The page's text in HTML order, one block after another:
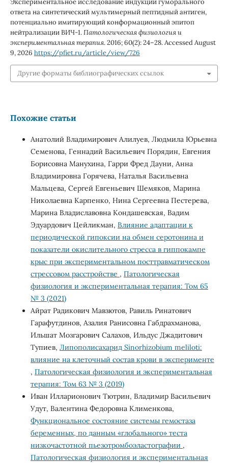
ответа на синтетический мультимерный пептидный антиген,
потенциально имитирующий конформационный эпитоп
нейтрализации ВИЧ-1.Патологическая физиология и
экспериментальная терапия. 2016; 60(2): 24–28. Accessed August
9, 2026 https://pfiet.ru/article/view/726
Другие форматы библиографических ссылок
Похожие статьи
Анатолий Владимирович Алилуев, Людмила Юрьевна
Семенова, Геннадий Васильевич Порядин, Евгения
Борисовна Манухина, Гарри Фред Дауни, Анна
Владимировна Горячева, Наталья Васильевна
Мальцева, Сергей Евгеньевич Шемяков, Марина
Николаевна Карпенко, Нина Сергеевна Пестерева,
Марина Владиславовна Кондашевская, Вадим
Эдуардович Цейликман, Влияние адаптации к
периодической гипоксии на обмен серотонина и
показатели окислительного стресса в гиппокампе
крыс при экспериментальном посттравматическом
стрессовом расстройстве , Патологическая
физиология и экспериментальная терапия: Том 65
№ 3 (2021)
Айрат Радикович Мавзютов, Равиль Ринатович
Гарафутдинов, Азалия Ранисовна Габдрахманова,
Ильшат Мозгарович Салахов, Ильдус Джадитович
Тупиев, Липополисахарид Sinorhizobium meliloti:
влияние на клеточный состав крови в эксперименте
, Патологическая физиология и экспериментальная
терапия: Том 63 № 3 (2019)
Иван Илларионович Тютрин, Владимир Васильевич
Удут, Валентина Федоровна Клименкова,
Функциональное состояние системы гемостаза
беременных, по данным «глобального» теста
низкочастотной пьезотромбоэластографии ,
Патологическая физиология и экспериментальная